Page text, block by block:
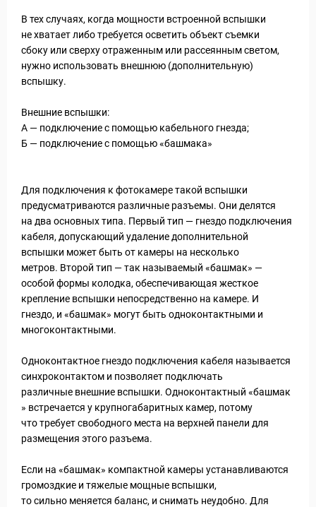
Новости и Отчеты
В тех случаях, когда мощности встроенной вспышки
не хватает либо требуется осветить объект съемки
сбоку или сверху отраженным или рассеянным светом,
нужно использовать внешнюю (дополнительную)
вспышку.
Внешние вспышки:
А — подключение с помощью кабельного гнезда;
Б — подключение с помощью «башмака»
Для подключения к фотокамере такой вспышки
предусматриваются различные разъемы. Они делятся
на два основных типа. Первый тип — гнездо подключения
кабеля, допускающий удаление дополнительной
вспышки может быть от камеры на несколько
метров. Второй тип — так называемый «башмак» —
особой формы колодка, обеспечивающая жесткое
крепление вспышки непосредственно на камере. И
гнездо, и «башмак» могут быть одноконтактными и
многоконтактными.
Одноконтактное гнездо подключения кабеля называется
синхроконтактом и позволяет подключать
различные внешние вспышки. Одноконтактный «башмак
» встречается у крупногабаритных камер, потому
что требует свободного места на верхней панели для
размещения этого разъема.
Если на «башмак» компактной камеры устанавливаются
громоздкие и тяжелые мощные вспышки,
то сильно меняется баланс, и снимать неудобно. Для